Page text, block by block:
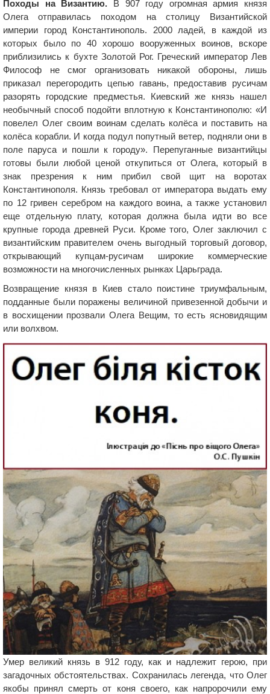
Походы на Византию. В 907 году огромная армия князя
Олега отправилась походом на столицу Византийской
империи город Константинополь. 2000 ладей, в каждой из
которых было по 40 хорошо вооруженных воинов, вскоре
приблизились к бухте Золотой Рог. Греческий император Лев
Философ не смог организовать никакой обороны, лишь
приказал перегородить цепью гавань, предоставив русичам
разорять городские предместья. Киевский же князь нашел
необычный способ подойти вплотную к Константинополю: «И
повелел Олег своим воинам сделать колёса и поставить на
колёса корабли. И когда подул попутный ветер, подняли они в
поле паруса и пошли к городу». Перепуганные византийцы
готовы были любой ценой откупиться от Олега, который в
знак презрения к ним прибил свой щит на воротах
Константинополя. Князь требовал от императора выдать ему
по 12 гривен серебром на каждого воина, а также установил
еще отдельную плату, которая должна была идти во все
крупные города древней Руси. Кроме того, Олег заключил с
византийским правителем очень выгодный торговый договор,
открывающий купцам-русичам широкие коммерческие
возможности на многочисленных рынках Царьграда.
Возвращение князя в Киев стало поистине триумфальным,
подданные были поражены величиной привезенной добычи и
в восхищении прозвали Олега Вещим, то есть ясновидящим
или волхвом.
Умер великий князь в 912 году, как и надлежит герою, при
загадочных обстоятельствах. Сохранилась легенда, что Олег
якобы принял смерть от коня своего, как напророчили ему